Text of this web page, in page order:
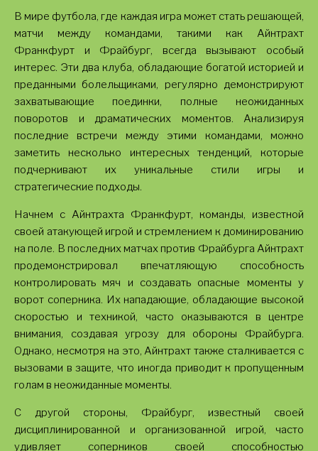
В мире футбола, где каждая игра может стать решающей,
матчи между командами, такими как Айнтрахт
Франкфурт и Фрайбург, всегда вызывают особый
интерес. Эти два клуба, обладающие богатой историей и
преданными болельщиками, регулярно демонстрируют
захватывающие поединки, полные неожиданных
поворотов и драматических моментов. Анализируя
последние встречи между этими командами, можно
заметить несколько интересных тенденций, которые
подчеркивают их уникальные стили игры и
стратегические подходы.
Начнем с Айнтрахта Франкфурт, команды, известной
своей атакующей игрой и стремлением к доминированию
на поле. В последних матчах против Фрайбурга Айнтрахт
продемонстрировал впечатляющую способность
контролировать мяч и создавать опасные моменты у
ворот соперника. Их нападающие, обладающие высокой
скоростью и техникой, часто оказываются в центре
внимания, создавая угрозу для обороны Фрайбурга.
Однако, несмотря на это, Айнтрахт также сталкивается с
вызовами в защите, что иногда приводит к пропущенным
голам в неожиданные моменты.
С другой стороны, Фрайбург, известный своей
дисциплинированной и организованной игрой, часто
удивляет соперников своей способностью